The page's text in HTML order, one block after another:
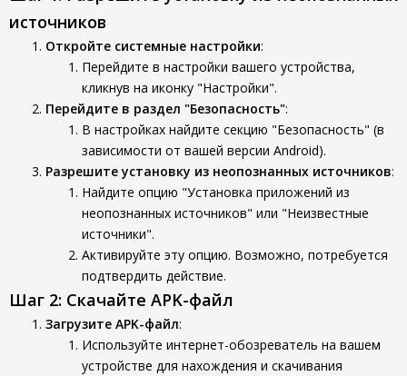
источников
Откройте системные настройки:
Перейдите в настройки вашего устройства,
кликнув на иконку "Настройки".
Перейдите в раздел "Безопасность":
В настройках найдите секцию "Безопасность" (в
зависимости от вашей версии Android).
Разрешите установку из неопознанных источников:
Найдите опцию "Установка приложений из
неопознанных источников" или "Неизвестные
источники".
Активируйте эту опцию. Возможно, потребуется
подтвердить действие.
Шаг 2: Скачайте APK-файл
Загрузите APK-файл:
Используйте интернет-обозреватель на вашем
устройстве для нахождения и скачивания